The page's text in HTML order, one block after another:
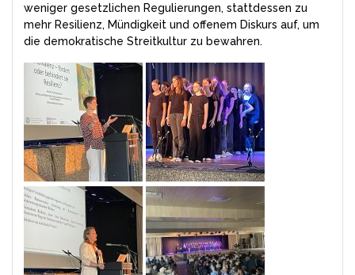
weniger gesetzlichen Regulierungen, stattdessen zu
mehr Resilienz, Mündigkeit und offenem Diskurs auf, um
die demokratische Streitkultur zu bewahren.